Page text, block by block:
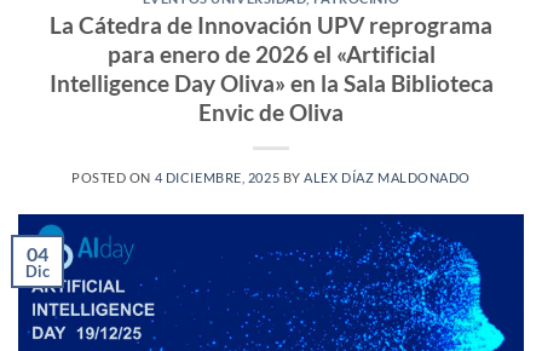
La Cátedra de Innovación UPV reprograma
para enero de 2026 el «Artificial
Intelligence Day Oliva» en la Sala Biblioteca
Envic de Oliva
POSTED ON 4 DICIEMBRE, 2025 BYALEX DÍAZ MALDONADO
04
Dic